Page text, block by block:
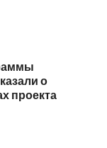
о
проекта